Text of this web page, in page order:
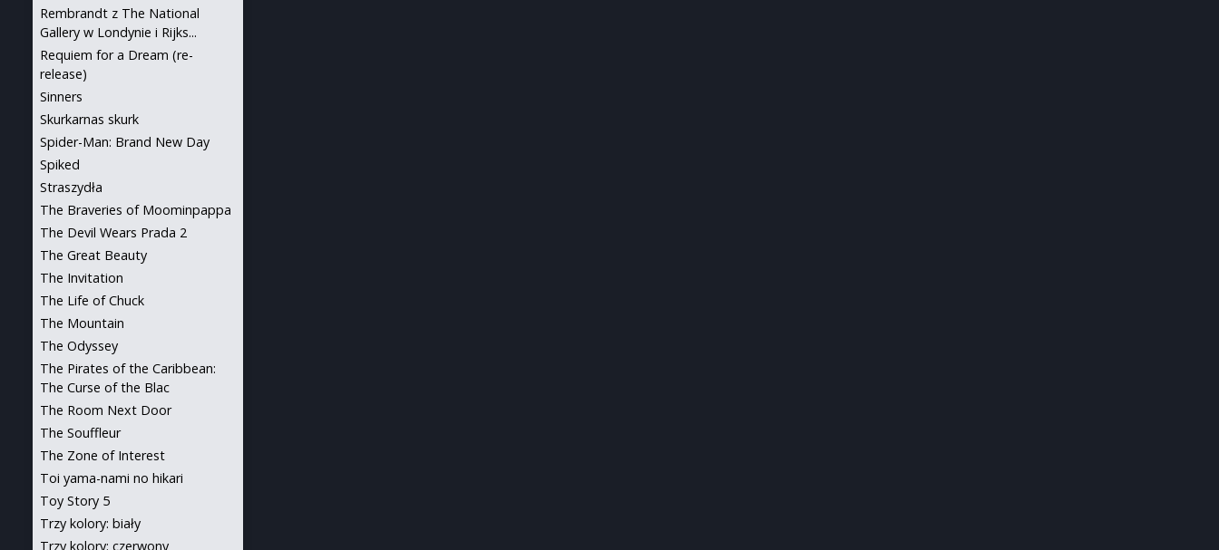
Rembrandt z The National
Gallery w Londynie i Rijks...
Requiem for a Dream (re-
release)
Sinners
Skurkarnas skurk
Spider-Man: Brand New Day
Spiked
Straszydła
The Braveries of Moominpappa
The Devil Wears Prada 2
The Great Beauty
The Invitation
The Life of Chuck
The Mountain
The Odyssey
The Pirates of the Caribbean:
The Curse of the Blac
The Room Next Door
The Souffleur
The Zone of Interest
Toi yama-nami no hikari
Toy Story 5
Trzy kolory: biały
Trzy kolory: czerwony